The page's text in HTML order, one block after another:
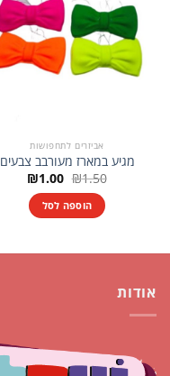
אביזרים לתחפושות
מגיע במארז מעורבב צבעים
₪1.50 המחיר
המקורי
היה:
₪1.50.
₪1.00 המחיר
הנוכחי
הוספה לסל
אודות